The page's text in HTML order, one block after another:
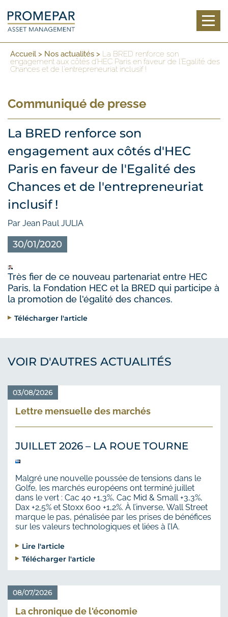
Accueil> Nos actualités > La BRED renforce son
engagement aux côtés d'HEC Paris en faveur de l'Egalité des
Chances et de l'entrepreneuriat inclusif !
Communiqué de presse
La BRED renforce son
engagement aux côtés d'HEC
Paris en faveur de l'Egalité des
Chances et de l'entrepreneuriat
inclusif !
Par Jean Paul JULIA
30/01/2020
Très fier de ce nouveau partenariat entre HEC
Paris, la Fondation HEC et la BRED qui participe à
la promotion de l'égalité des chances.
Télécharger l'article
VOIR D'AUTRES ACTUALITÉS
03/08/2026
Lettre mensuelle des marchés
JUILLET 2026 – LA ROUE TOURNE
Malgré une nouvelle poussée de tensions dans le
Golfe, les marchés européens ont terminé juillet
dans le vert : Cac 40 +1,3%, Cac Mid & Small +3,3%,
Dax +2,5% et Stoxx 600 +1,2%. À l’inverse, Wall Street
marque le pas, pénalisée par les prises de bénéfices
sur les valeurs technologiques et liées à l’IA.
Lire l'article
Télécharger l'article
08/07/2026
La chronique de l'économie